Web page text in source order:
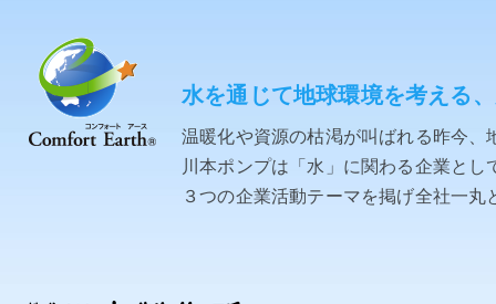
水を通じて地球環境を考える
温暖化や資源の枯渇が叫ばれる昨今
川本ポンプは「水」に関わる企業と
３つの企業活動テーマを掲げ全社一